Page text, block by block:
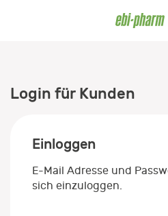
Login für Kunden
Einloggen
E-Mail Adresse und
sich einzuloggen.